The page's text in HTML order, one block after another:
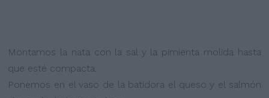
Montamos la nata con la sal y la pimienta molida hasta
que esté compacta.
Ponemos en el vaso de la batidora el queso y el salmón